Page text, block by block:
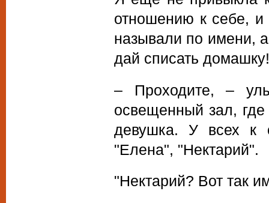
отношению к себе, и
называли по имени,
дай списать
– Проходите, –
освещенный зал,
девушка. У всех к
"Елена", "Нектарий".
"Нектарий? Вот так